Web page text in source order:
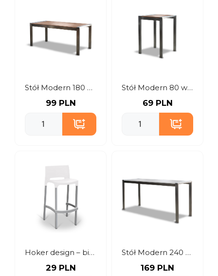
Stół Modern 180 brąz
99 PLN
Stół Modern 80 wysoki brąz
69 PLN
Hoker design – biały
29 PLN
Stół Modern 240 wysoki biały
169 PLN